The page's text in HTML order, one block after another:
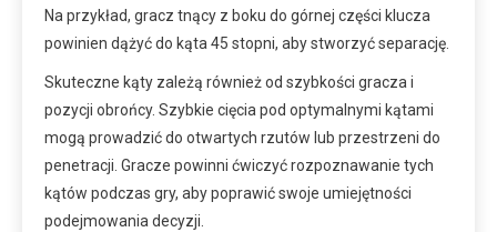
Na przykład, gracz tnący z boku do górnej części klucza
powinien dążyć do kąta 45 stopni, aby stworzyć separację.
Skuteczne kąty zależą również od szybkości gracza i
pozycji obrońcy. Szybkie cięcia pod optymalnymi kątami
mogą prowadzić do otwartych rzutów lub przestrzeni do
penetracji. Gracze powinni ćwiczyć rozpoznawanie tych
kątów podczas gry, aby poprawić swoje umiejętności
podejmowania decyzji.